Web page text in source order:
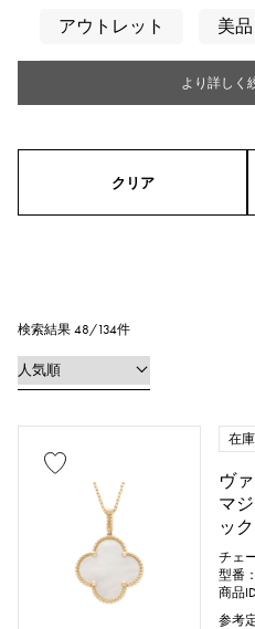
アウトレット 美品
タイプ
メンズ レディース
イヤリング
ブレスレット
ブローチ
地金材質
プラチナ イエロ
ピンクゴールド
より詳しく
クリア
検索結果 48/134件
在
ヴ
マ
ッ
チェ
型番
商品
参考